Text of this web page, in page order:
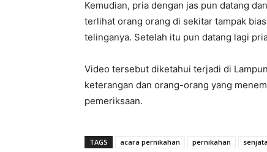
Kemudian, pria dengan jas pun datang
terlihat orang orang di sekitar tampak
telinganya. Setelah itu pun datang lagi
Video tersebut diketahui terjadi di
keterangan dan orang-orang yang
pemeriksaan.
TAGS acara pernikahan pernikahan